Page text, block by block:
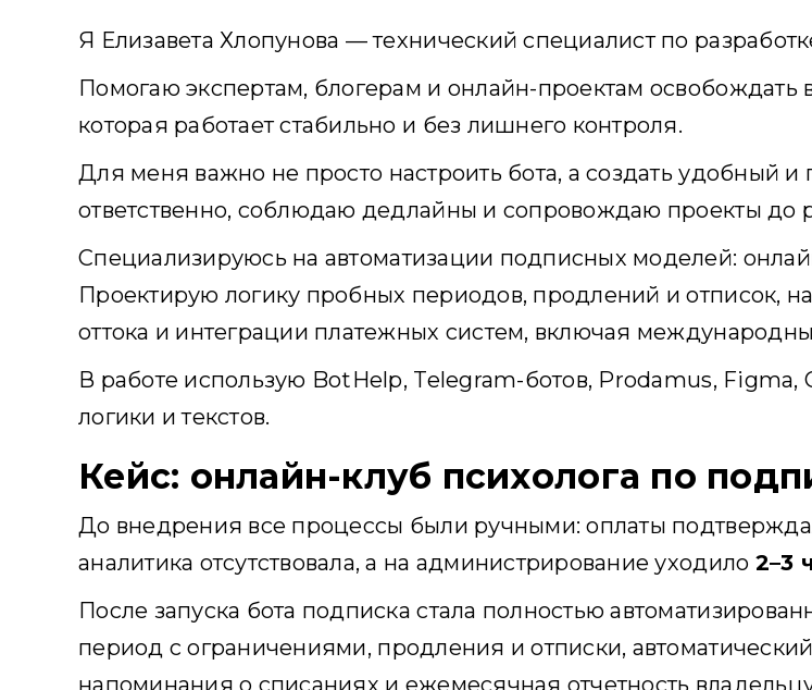
Я Елизавета Хлопунова — технический специалист по
Помогаю экспертам, блогерам и онлайн-проектам освобождать
которая работает стабильно и без лишнего контроля.
Для меня важно не просто настроить бота, а создать удобный
ответственно, соблюдаю дедлайны и сопровождаю проекты до
Специализируюсь на автоматизации подписных моделей:
Проектирую логику пробных периодов, продлений и отписок,
оттока и интеграции платежных систем, включая
В работе использую BotHelp, Telegram-ботов, Prodamus,
логики и текстов.
Кейс: онлайн-клуб психолога по
До внедрения все процессы были ручными: оплаты
аналитика отсутствовала, а на администрирование уходило 2–3
После запуска бота подписка стала полностью
период с ограничениями, продления и отписки,
напоминания о списаниях и ежемесячная отчетность